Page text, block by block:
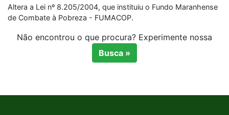
Altera a Lei nº 8.205/2004, que instituiu o Fundo Maranhense
de Combate à Pobreza - FUMACOP.
Não encontrou o que procura? Experimente nossa
Busca »